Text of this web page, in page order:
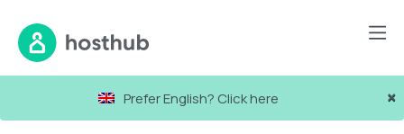
×
Prefer English? Click here